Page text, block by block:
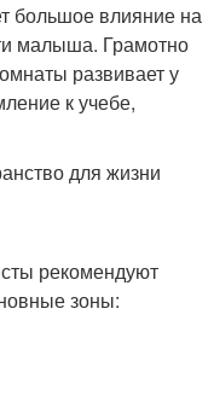
большое влияние на
малыша. Грамотно
развивает у
к учебе,
для жизни
рекомендуют
зоны: